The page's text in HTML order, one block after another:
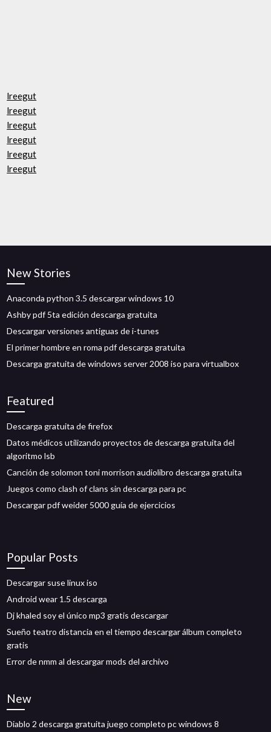
lreegut
lreegut
lreegut
lreegut
lreegut
lreegut
New Stories
Anaconda python 3.5 descargar windows 10
Ashby pdf 5ta edición descarga gratuita
Descargar versiones antiguas de i-tunes
El primer hombre en roma pdf descarga gratuita
Descarga gratuita de windows server 2008 iso para virtualbox
Featured
Descarga gratuita de firefox
Datos médicos utilizando proyectos de descarga gratuita del
algoritmo lsb
Canción de solomon toni morrison audiolibro descarga gratuita
Juegos como clash of clans sin descarga para pc
Descargar pdf weider 5000 guía de ejercicios
Popular Posts
Descargar suse linux iso
Android wear 1.5 descarga
Dj khaled soy el único mp3 gratis descargar
Sueño teatro distancia en el tiempo descargar álbum completo
gratis
Error de nmm al descargar mods del archivo
New
Diablo 2 descarga gratuita juego completo pc windows 8